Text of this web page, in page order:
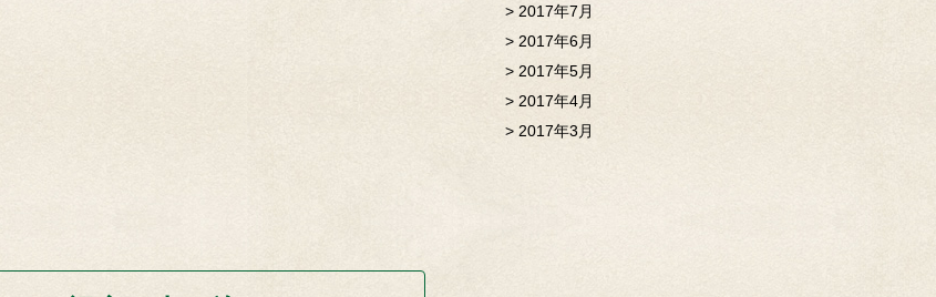
2017年7月
2017年6月
2017年5月
2017年4月
2017年3月